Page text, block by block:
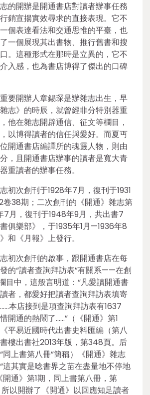
志的開辦是開通書店對讀者辦事任務
銷宣揚實效尋求的直接表現。它不
個表達看法和交通思惟的平臺，也
一個展現其出書物、推行舊書和搜
。這種形式在那時是立異的，它不
入感，也為書店博得了傑出的口碑
要開辦人章錫琛是辦雜志出生，早
志》的時辰，就曾經非分特別器重
他在雜志開辟通信、征文等欄目，
以博得讀者的信任與愛好。而夏丏
開通書店編譯所的魂靈人物，則由
，且開通書店辦事的讀者是寬大青
重讀者的辦事任務。
初次創刊于1928年7月，復刊于1931
卷38期；二次創刊的《開通》雜志第
7月，復刊于1948年9月，共出書7
俱樂部》，于1935年1月—1936年8
和《月報》上發行。
志初次創刊的啟事，跟開通書店在每
的“讀者查詢拜訪表”有關系——在創
目中，這般言明道：“凡愛讀開通書
者，都愛好把讀者查詢拜訪表填寄
本店接到是項查詢拜訪表有1637
開通的熱鬧了……”（《開通》第1
平易近國時代出書史料匯編（第八
樓出書社2013年版，第348頁。后
同上書第八冊”簡稱）《開通》雜志
這其實是唸書界之苗在盡量地不停地
通》第1期，同上書第八冊，第
以開辦了《開通》以回應知足讀者